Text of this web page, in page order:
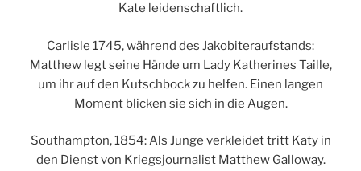
Kate leidenschaftlich.
Carlisle 1745, während des Jakobiteraufstands:
Matthew legt seine Hände um Lady Katherines Taille,
um ihr auf den Kutschbock zu helfen. Einen langen
Moment blicken sie sich in die Augen.
Southampton, 1854: Als Junge verkleidet tritt Katy in
den Dienst von Kriegsjournalist Matthew Galloway.